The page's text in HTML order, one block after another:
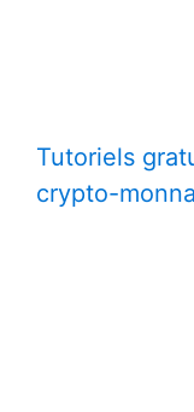
Tutoriels
crypto-